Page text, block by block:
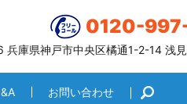
0120-
庫県神戸市中央区橘通1-2-14 浅
お問い合わせ search